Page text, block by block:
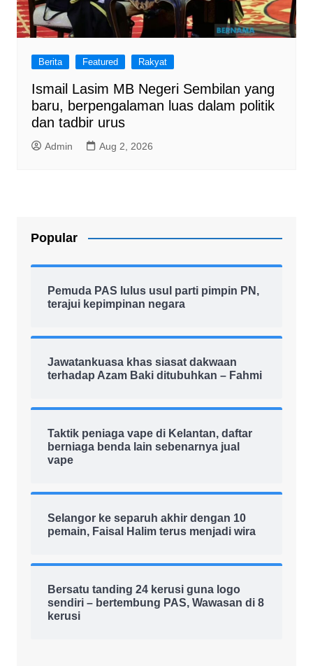
Berita Featured Rakyat
Ismail Lasim MB Negeri Sembilan yang
baru, berpengalaman luas dalam politik
dan tadbir urus
Admin Aug 2, 2026
Popular
Pemuda PAS lulus usul parti pimpin PN,
terajui kepimpinan negara
Jawatankuasa khas siasat dakwaan
terhadap Azam Baki ditubuhkan – Fahmi
Taktik peniaga vape di Kelantan, daftar
berniaga benda lain sebenarnya jual
vape
Selangor ke separuh akhir dengan 10
pemain, Faisal Halim terus menjadi wira
Bersatu tanding 24 kerusi guna logo
sendiri – bertembung PAS, Wawasan di 8
kerusi